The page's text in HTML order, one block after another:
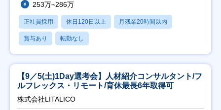
253万~286万
正社員採用 休日120日以上 月残業20時間以内
賞与あり 転勤なし
【9／5(土)1Day選考会】人材紹介コンサルタント/フ
ルフレックス・リモート/育休最長6年取得可
株式会社LITALICO